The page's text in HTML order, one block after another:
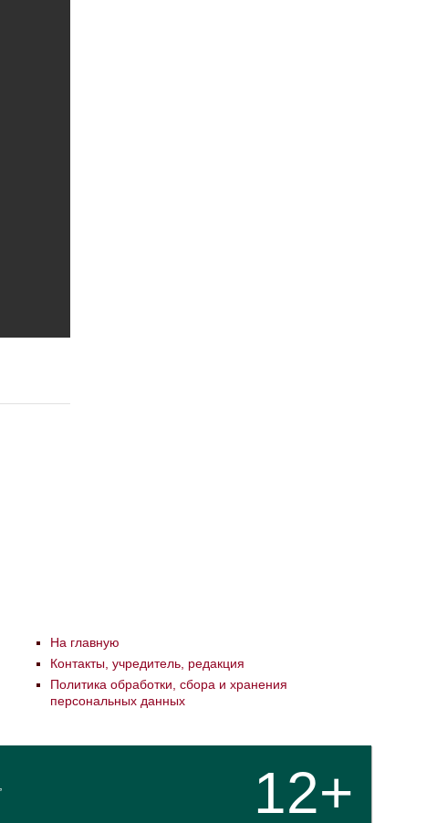
На главную
Контакты, учредитель, редакция
Политика обработки, сбора и хранения
персональных данных
12+